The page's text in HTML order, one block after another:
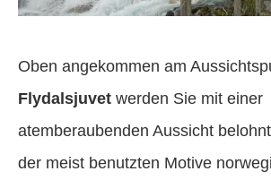
Oben angekommen am
Flydalsjuvet werden Sie mit einer
atemberaubenden Aussicht
der meist benutzten Motive